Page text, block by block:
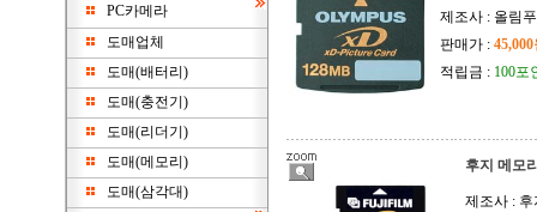
PC카메라
도매업체
도매(배터리)
도매(충전기)
도매(리더기)
도매(메모리)
도매(삼각대)
제조사 : 올림
판매가 : 45,000
적립금 : 100포
후지 메모
제조사 :